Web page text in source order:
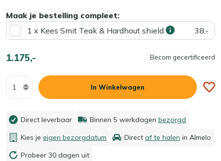
Maak je bestelling compleet:
1 x Kees Smit Teak & Hardhout shield
38,-
1.175,- Becom gecertificeerd
Aantal
In Winkelwagen
Direct leverbaar Binnen 5 werkdagen bezorgd
Kies je eigen bezorgdatum Direct af te halen in Almelo
Probeer 30 dagen uit